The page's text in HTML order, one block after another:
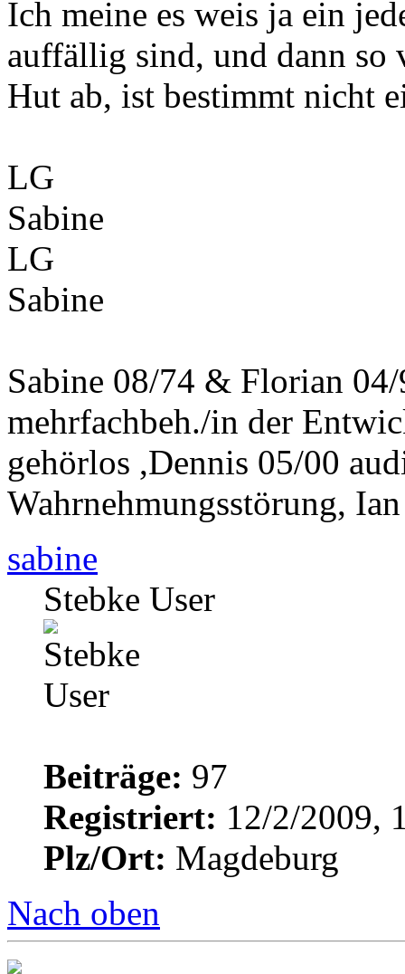
Ich meine es weis ja ein
auffällig sind, und dann so
Hut ab, ist bestimmt nicht
LG
Sabine
LG
Sabine
Sabine 08/74 & Florian
mehrfachbeh./in der
gehörlos ,Dennis 05/00
Wahrnehmungsstörung,
sabine
Stebke User
Beiträge: 97
Registriert: 12/2/2009,
Plz/Ort: Magdeburg
Nach oben